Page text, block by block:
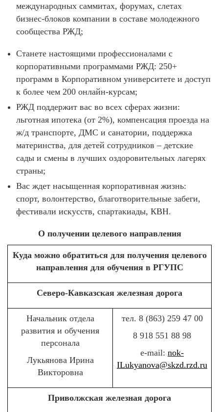
международных саммитах, форумах, слетах
бизнес-блоков компании в составе молодежного
сообщества РЖД;
Станете настоящими профессионалами с
корпоративными программами РЖД: 250+
программ в Корпоративном университете и доступ
к более чем 200 онлайн-курсам;
РЖД поддержит вас во всех сферах жизни:
льготная ипотека (от 2%), компенсация проезда на
ж/д транспорте, ДМС и санатории, поддержка
материнства, для детей сотрудников – детские
сады и смены в лучших оздоровительных лагерях
страны;
Вас ждет насыщенная корпоративная жизнь:
спорт, волонтерство, благотворительные забеги,
фестивали искусств, спартакиады, КВН.
О получении целевого направления
Куда можно обратиться для получения целевого
направления для обучения в РГУПС
Северо-Кавказская железная дорога
Начальник отдела
развития и обучения
персонала
Лукьянова Ирина
Викторовна
тел. 8 (863) 259 47 00
8 918 551 88 98
е-mail: nok-
ILukyanova@skzd.rzd.ru
Приволжская железная дорога